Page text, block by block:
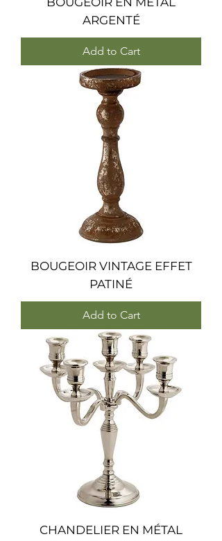
ARGENTÉ
Add to Cart
BOUGEOIR VINTAGE EFFET
PATINÉ
Add to Cart
CHANDELIER EN MÉTAL